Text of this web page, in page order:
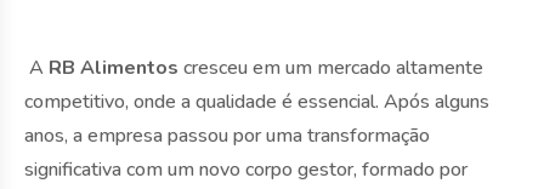
A RB Alimentos cresceu em um mercado altamente
competitivo, onde a qualidade é essencial. Após alguns
anos, a empresa passou por uma transformação
significativa com um novo corpo gestor, formado por